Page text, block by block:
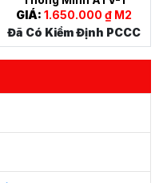
GIÁ: 1.650.000 ₫ M2
Đã Có Kiểm Định PCCC